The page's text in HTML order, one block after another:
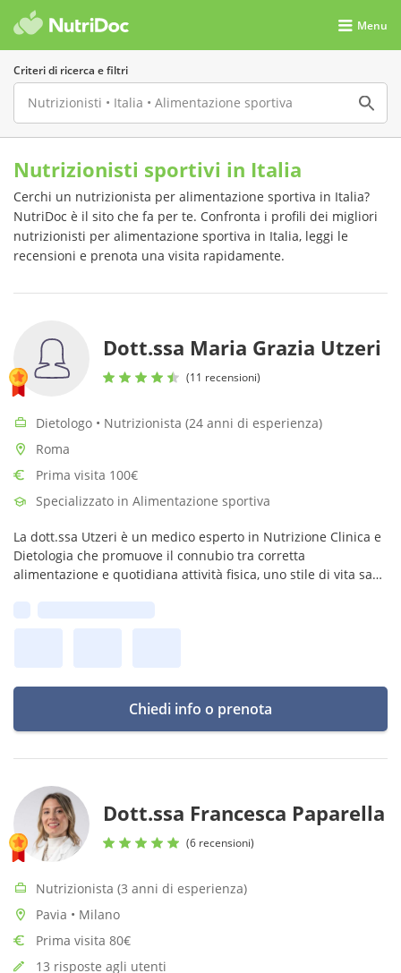
Menu
Criteri di ricerca e filtri
Nutrizionisti sportivi in Italia
Cerchi un nutrizionista per alimentazione sportiva in Italia?
NutriDoc è il sito che fa per te. Confronta i profili dei migliori
nutrizionisti per alimentazione sportiva in Italia, leggi le
recensioni e prenota una visita rapidamente.
Dott.ssa Maria Grazia Utzeri
(11 recensioni)
Dietologo • Nutrizionista (24 anni di esperienza)
Roma
Prima visita 100€
Specializzato in Alimentazione sportiva
La dott.ssa Utzeri è un medico esperto in Nutrizione Clinica e
Dietologia che promuove il connubio tra corretta
alimentazione e quotidiana attività fisica, uno stile di vita sano
Chiedi info o prenota
Dott.ssa Francesca Paparella
(6 recensioni)
Nutrizionista (3 anni di esperienza)
Pavia • Milano
Prima visita 80€
13 risposte agli utenti